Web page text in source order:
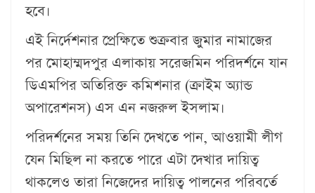
হবে।
এই নির্দেশনার প্রেক্ষিতে শুক্রবার জুমার নামাজের
পর মোহাম্মদপুর এলাকায় সরেজমিন পরিদর্শনে যান
ডিএমপির অতিরিক্ত কমিশনার (ক্রাইম অ্যান্ড
অপারেশনস) এস এন নজরুল ইসলাম।
পরিদর্শনের সময় তিনি দেখতে পান, আওয়ামী লীগ
যেন মিছিল না করতে পারে এটা দেখার দায়িত্ব
থাকলেও তারা নিজেদের দায়িত্ব পালনের পরিবর্তে